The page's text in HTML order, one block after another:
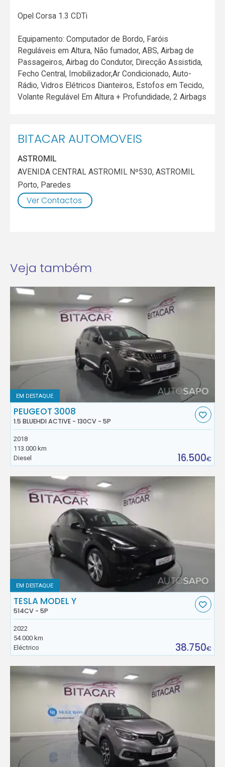
Opel Corsa 1.3 CDTi
Equipamento: Computador de Bordo, Faróis
Reguláveis em Altura, Não fumador, ABS, Airbag de
Passageiros, Airbag do Condutor, Direcção Assistida,
Fecho Central, Imobilizador,Ar Condicionado, Auto-
Rádio, Vidros Elétricos Dianteiros, Estofos em Tecido,
Volante Regulável Em Altura + Profundidade, 2 Airbags
BITACAR AUTOMOVEIS
ASTROMIL
AVENIDA CENTRAL ASTROMIL Nº530, ASTROMIL
Porto, Paredes
Ver Contactos
Veja também
EM DESTAQUE
PEUGEOT 3008
1.5 BLUEHDI ACTIVE - 130CV - 5P
2018
113.000 km
Diesel
16.500€
EM DESTAQUE
TESLA MODEL Y
514CV - 5P
2022
54.000 km
Eléctrico
38.750€